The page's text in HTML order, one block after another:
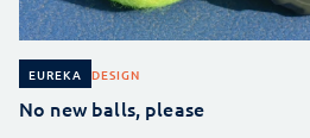
EUREKA DESIGN
No new balls, please